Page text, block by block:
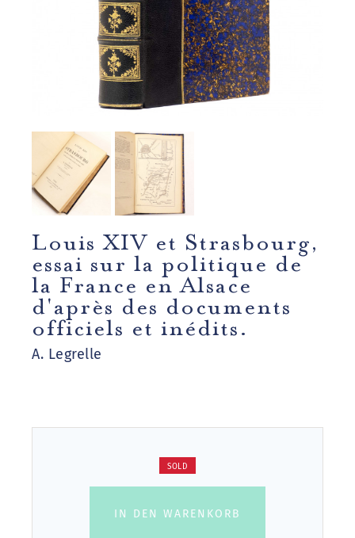
Louis XIV et Strasbourg,
essai sur la politique de
la France en Alsace
d'après des documents
officiels et inédits.
A. Legrelle
SOLD
IN DEN WARENKORB